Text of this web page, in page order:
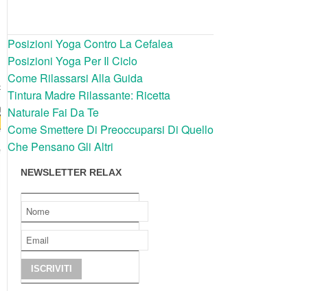
Posizioni Yoga Contro La Cefalea
Posizioni Yoga Per Il Ciclo
Come Rilassarsi Alla Guida
Tintura Madre Rilassante: Ricetta
Naturale Fai Da Te
Come Smettere Di Preoccuparsi Di Quello
Che Pensano Gli Altri
NEWSLETTER RELAX